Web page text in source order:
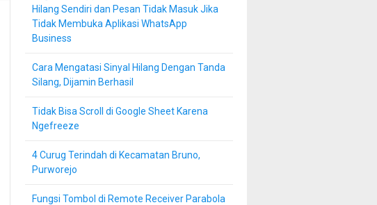
Hilang Sendiri dan Pesan Tidak Masuk Jika
Tidak Membuka Aplikasi WhatsApp
Business
Cara Mengatasi Sinyal Hilang Dengan Tanda
Silang, Dijamin Berhasil
Tidak Bisa Scroll di Google Sheet Karena
Ngefreeze
4 Curug Terindah di Kecamatan Bruno,
Purworejo
Fungsi Tombol di Remote Receiver Parabola